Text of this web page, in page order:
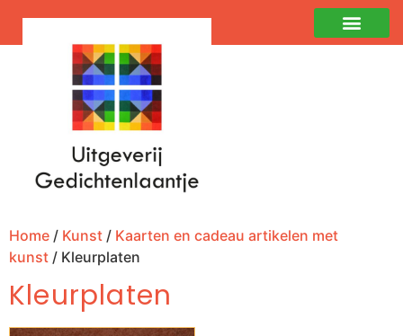
Home / Kunst / Kaarten en cadeau artikelen met
kunst / Kleurplaten
Kleurplaten